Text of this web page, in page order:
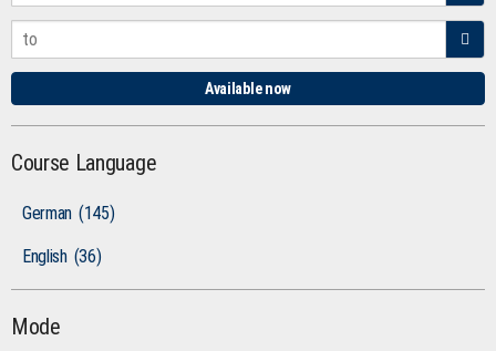
Available now
Course Language
German (145)
English (36)
Mode